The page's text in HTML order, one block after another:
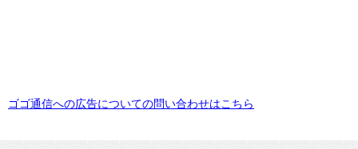
ゴゴ通信への広告についての問い合わせはこちら